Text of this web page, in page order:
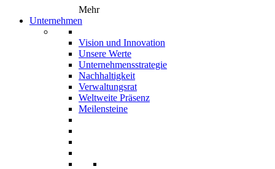
Mehr
Unternehmen
Vision und Innovation
Unsere Werte
Unternehmensstrategie
Nachhaltigkeit
Verwaltungsrat
Weltweite Präsenz
Meilensteine